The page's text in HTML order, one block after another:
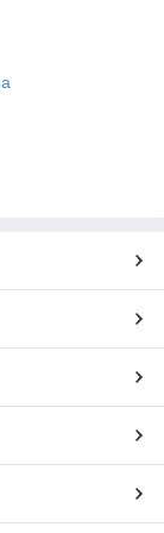
часу даром —
забезпечення